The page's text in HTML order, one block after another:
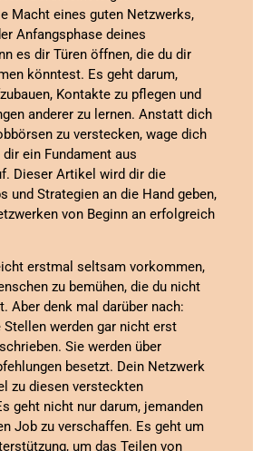
Macht eines guten Netzwerks,
Anfangsphase deines
es dir Türen öffnen, die du dir
könntest. Es geht darum,
Kontakte zu pflegen und
anderer zu lernen. Anstatt dich
zu verstecken, wage dich
dir ein Fundament aus
Dieser Artikel wird dir die
und Strategien an die Hand geben,
von Beginn an erfolgreich
erstmal seltsam vorkommen,
zu bemühen, die du nicht
Aber denk mal darüber nach:
Stellen werden gar nicht erst
Sie werden über
besetzt. Dein Netzwerk
zu diesen versteckten
geht nicht nur darum, jemanden
Job zu verschaffen. Es geht um
um das Teilen von